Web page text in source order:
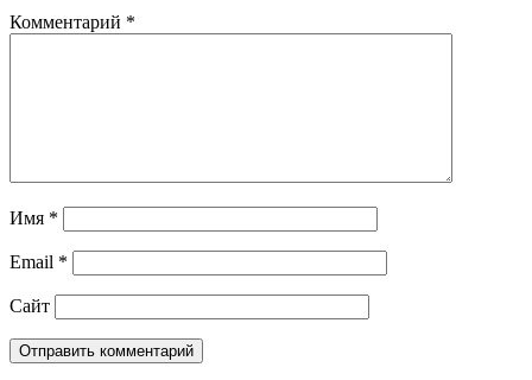
Комментарий *
Имя *
Email *
Сайт